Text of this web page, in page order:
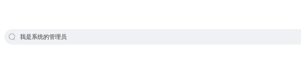
我是系统的管理员